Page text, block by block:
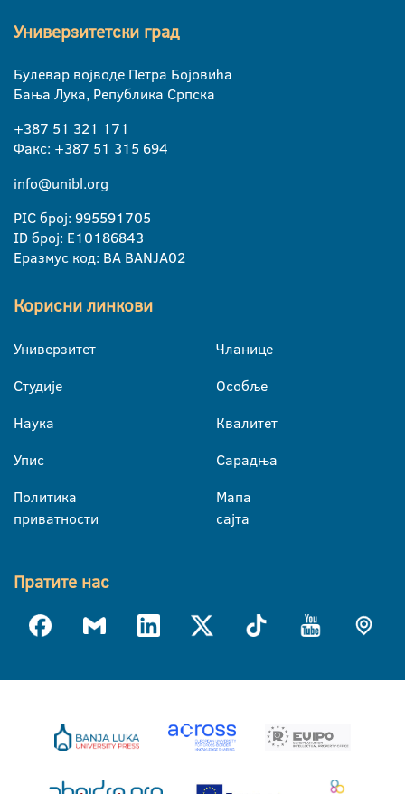
Универзитетски град
Булевар војводе Петра Бојовића
Бања Лука, Република Српска
+387 51 321 171
Факс: +387 51 315 694
info@unibl.org
PIC број: 995591705
ID број: E10186843
Еразмус код: BA BANJA02
Корисни линкови
Универзитет
Студије
Наука
Упис
Политика
приватности
Чланице
Особље
Квалитет
Сарадња
Мапа
сајта
Пратите нас